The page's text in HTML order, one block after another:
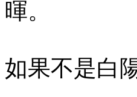
暉。
如果不是白